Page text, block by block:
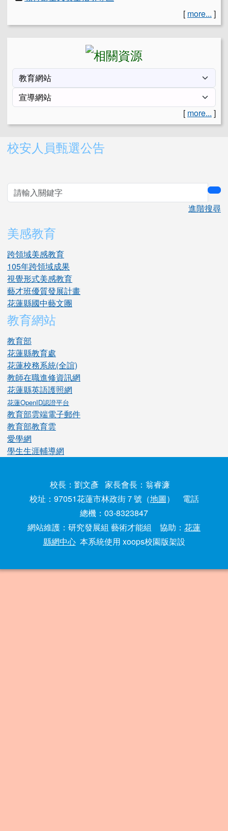
[ more... ]
[ more... ]
右邊區域內容
校安人員甄選公告
進階搜尋
美感教育
跨領域美感教育
105年跨領域成果
視覺形式美感教育
藝才班優質發展計畫
花蓮縣國中藝文團
教育網站
教育部
花蓮縣教育處
花蓮校務系統(全誼)
教師在職進修資訊網
花蓮縣英語護照網
花蓮OpenID認證平台
教育部雲端電子郵件
教育部教育雲
愛學網
學生生涯輔導網
校長：劉文彥 家長會長：翁睿濂
校址：97051花蓮市林政街７號（地圖） 電話
總機：03-8323847
網站維護：研究發展組 藝術才能組 協助： 花蓮
縣網中心本系統使用 xoops校園版架設